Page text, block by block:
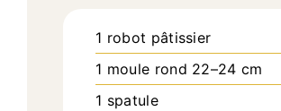
1 robot pâtissier
1 moule rond 22–24 cm
1 spatule